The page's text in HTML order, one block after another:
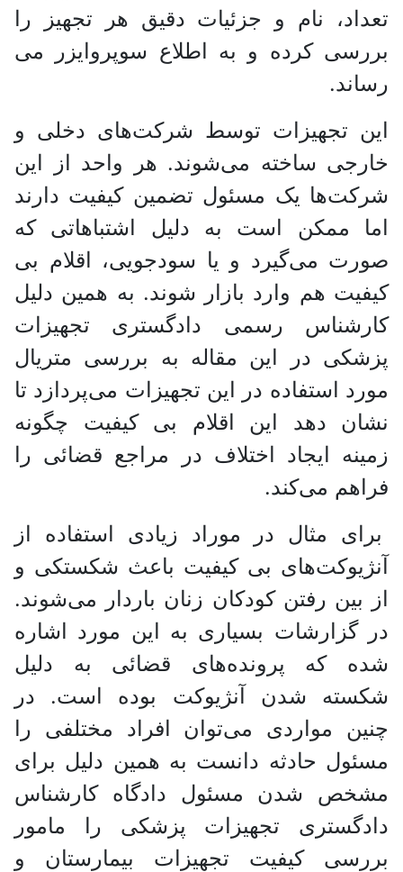
تعداد، نام و جزئیات دقیق هر تجهیز را
بررسی کرده و به اطلاع سوپروایزر می‌
رساند.
این تجهیزات توسط شرکت‌های دخلی و
خارجی ساخته می‌شوند. هر واحد از این
شرکت‌ها یک مسئول تضمین کیفیت دارند
اما ممکن است به دلیل اشتباهاتی که
صورت می‌گیرد و یا سودجویی، اقلام بی
کیفیت هم وارد بازار شوند. به همین دلیل
کارشناس رسمی دادگستری تجهیزات
پزشکی در این مقاله به بررسی متریال
مورد استفاده در این تجهیزات می‌پردازد تا
نشان دهد این اقلام بی کیفیت چگونه
زمینه ایجاد اختلاف در مراجع قضائی را
فراهم می‌کند.
برای مثال در موراد زیادی استفاده از
آنژیوکت‌های بی کیفیت باعث شکستکی و
از بین رفتن کودکان زنان باردار می‌شوند.
در گزارشات بسیاری به این مورد اشاره
شده که پرونده‌های قضائی به دلیل
شکسته شدن آنژیوکت بوده است. در
چنین مواردی می‌توان افراد مختلفی را
مسئول حادثه دانست به همین دلیل برای
مشخص شدن مسئول دادگاه کارشناس
دادگستری تجهیزات پزشکی را مامور
بررسی کیفیت تجهیزات بیمارستان و